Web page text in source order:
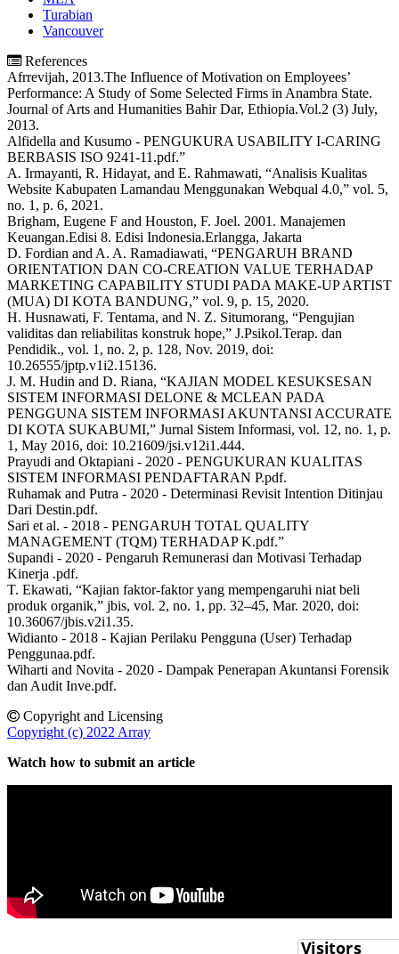
Turabian
Vancouver
References
Afrrevijah, 2013.The Influence of Motivation on Employees’
Performance: A Study of Some Selected Firms in Anambra State.
Journal of Arts and Humanities Bahir Dar, Ethiopia.Vol.2 (3) July,
2013.
Alfidella and Kusumo - PENGUKURA USABILITY I-CARING
BERBASIS ISO 9241-11.pdf.”
A. Irmayanti, R. Hidayat, and E. Rahmawati, “Analisis Kualitas
Website Kabupaten Lamandau Menggunakan Webqual 4.0,” vol. 5,
no. 1, p. 6, 2021.
Brigham, Eugene F and Houston, F. Joel. 2001. Manajemen
Keuangan.Edisi 8. Edisi Indonesia.Erlangga, Jakarta
D. Fordian and A. A. Ramadiawati, “PENGARUH BRAND
ORIENTATION DAN CO-CREATION VALUE TERHADAP
MARKETING CAPABILITY STUDI PADA MAKE-UP ARTIST
(MUA) DI KOTA BANDUNG,” vol. 9, p. 15, 2020.
H. Husnawati, F. Tentama, and N. Z. Situmorang, “Pengujian
validitas dan reliabilitas konstruk hope,” J.Psikol.Terap. dan
Pendidik., vol. 1, no. 2, p. 128, Nov. 2019, doi:
10.26555/jptp.v1i2.15136.
J. M. Hudin and D. Riana, “KAJIAN MODEL KESUKSESAN
SISTEM INFORMASI DELONE & MCLEAN PADA
PENGGUNA SISTEM INFORMASI AKUNTANSI ACCURATE
DI KOTA SUKABUMI,” Jurnal Sistem Informasi, vol. 12, no. 1, p.
1, May 2016, doi: 10.21609/jsi.v12i1.444.
Prayudi and Oktapiani - 2020 - PENGUKURAN KUALITAS
SISTEM INFORMASI PENDAFTARAN P.pdf.
Ruhamak and Putra - 2020 - Determinasi Revisit Intention Ditinjau
Dari Destin.pdf.
Sari et al. - 2018 - PENGARUH TOTAL QUALITY
MANAGEMENT (TQM) TERHADAP K.pdf.”
Supandi - 2020 - Pengaruh Remunerasi dan Motivasi Terhadap
Kinerja .pdf.
T. Ekawati, “Kajian faktor-faktor yang mempengaruhi niat beli
produk organik,” jbis, vol. 2, no. 1, pp. 32–45, Mar. 2020, doi:
10.36067/jbis.v2i1.35.
Widianto - 2018 - Kajian Perilaku Pengguna (User) Terhadap
Penggunaa.pdf.
Wiharti and Novita - 2020 - Dampak Penerapan Akuntansi Forensik
dan Audit Inve.pdf.
Copyright and Licensing
Copyright (c) 2022 Array
Watch how to submit an article